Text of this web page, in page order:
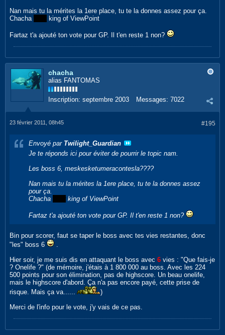
Nan mais tu la mérites la 1ere place, tu te la donnes assez pour ça.
Chacha
king of ViewPoint
Fartaz t'a ajouté ton vote pour GP. Il t'en reste 1 non?
chacha
alias FANTOMAS
Inscription: septembre 2003 Messages: 7022
#195
23 février 2011, 08h45
Envoyé par Twilight_Guardian
Je te réponds ici pour éviter de pourrir le topic nam.
Les boss 6, meskesketumeracontesla????
Nan mais tu la mérites la 1ere place, tu te la donnes assez
pour ça.
Chacha
king of ViewPoint
Fartaz t'a ajouté ton vote pour GP. Il t'en reste 1 non?
Bin pour scorer, faut se taper le boss avec tes vies restantes, donc
"les" boss 6
.
Hier soir, je me suis dis en attaquant le boss avec 6 vies : "Que fais-je
? Onelife ?" (de mémoire, j'étais à 1 800 000 au boss. Avec les 224
500 points pour son élimination, pas de highscore. Un beau onelife,
mais le highscore d'abord. Ça n'a pas encore payé, cette prise de
risque. Mais ça va......
)
Merci de l'info pour le vote, j'y vais de ce pas.